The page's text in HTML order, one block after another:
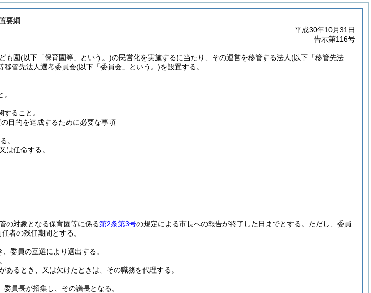
要綱
平成30年10月31日
告示第116号
も園(以下「保育園等」という。)の民営化を実施するに当たり、その運営を移管する法人(以下「移管先法
移管先法人選考委員会(以下「委員会」という。)を設置する。
ること。
目的を達成するために必要な事項
。
は任命する。
の対象となる保育園等に係る第2条第3号の規定による市長への報告が終了した日までとする。 ただし、委員
者の残任期間とする。
委員の互選により選出する。
るとき、又は欠けたときは、その職務を代理する。
委員長が招集し、その議長となる。